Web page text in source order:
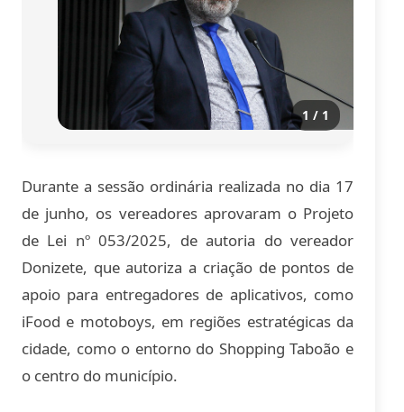
1 / 1
Durante a sessão ordinária realizada no dia 17
de junho, os vereadores aprovaram o Projeto
de Lei nº 053/2025, de autoria do vereador
Donizete, que autoriza a criação de pontos de
apoio para entregadores de aplicativos, como
iFood e motoboys, em regiões estratégicas da
cidade, como o entorno do Shopping Taboão e
o centro do município.